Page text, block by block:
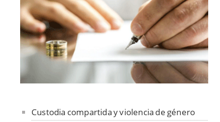
Custodia compartida y violencia de género